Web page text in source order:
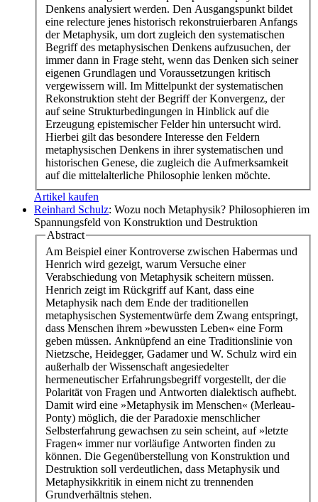
Denkens analysiert werden. Den Ausgangspunkt bildet
eine relecture jenes historisch rekonstruierbaren Anfangs
der Metaphysik, um dort zugleich den systematischen
Begriff des metaphysischen Denkens aufzusuchen, der
immer dann in Frage steht, wenn das Denken sich seiner
eigenen Grundlagen und Voraussetzungen kritisch
vergewissern will. Im Mittelpunkt der systematischen
Rekonstruktion steht der Begriff der Konvergenz, der
auf seine Strukturbedingungen in Hinblick auf die
Erzeugung epistemischer Felder hin untersucht wird.
Hierbei gilt das besondere Interesse den Feldern
metaphysischen Denkens in ihrer systematischen und
historischen Genese, die zugleich die Aufmerksamkeit
auf die mittelalterliche Philosophie lenken möchte.
Artikel kaufen
Reinhard Schulz: Wozu noch Metaphysik? Philosophieren im
Spannungsfeld von Konstruktion und Destruktion
Abstract
Am Beispiel einer Kontroverse zwischen Habermas und
Henrich wird gezeigt, warum Versuche einer
Verabschiedung von Metaphysik scheitern müssen.
Henrich zeigt im Rückgriff auf Kant, dass eine
Metaphysik nach dem Ende der traditionellen
metaphysischen Systementwürfe dem Zwang entspringt,
dass Menschen ihrem »bewussten Leben« eine Form
geben müssen. Anknüpfend an eine Traditionslinie von
Nietzsche, Heidegger, Gadamer und W. Schulz wird ein
außerhalb der Wissenschaft angesiedelter
hermeneutischer Erfahrungsbegriff vorgestellt, der die
Polarität von Fragen und Antworten dialektisch aufhebt.
Damit wird eine »Metaphysik im Menschen« (Merleau-
Ponty) möglich, die der Paradoxie menschlicher
Selbsterfahrung gewachsen zu sein scheint, auf »letzte
Fragen« immer nur vorläufige Antworten finden zu
können. Die Gegenüberstellung von Konstruktion und
Destruktion soll verdeutlichen, dass Metaphysik und
Metaphysikkritik in einem nicht zu trennenden
Grundverhältnis stehen.